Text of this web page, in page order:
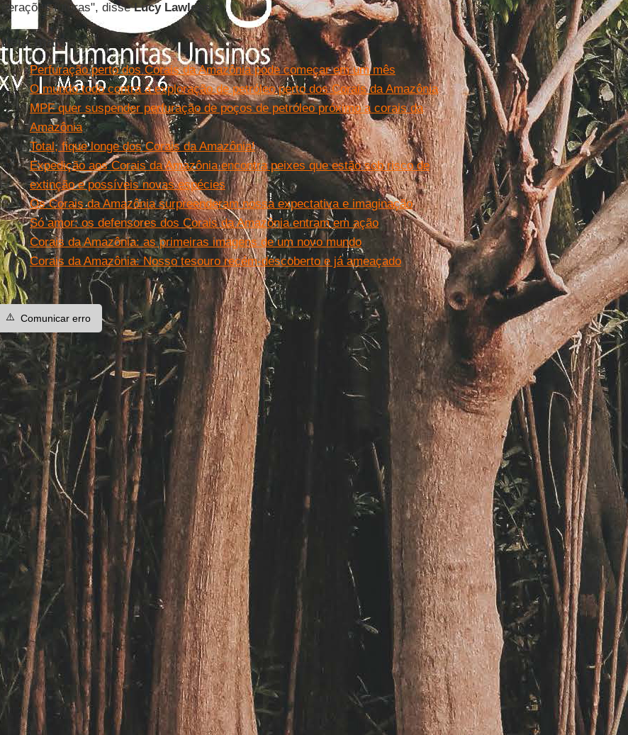
gerações futuras", disseLucy Lawless.
Leia mais
Perfuração perto dos Corais da Amazônia pode começar em um mês
O mundo todo contra a exploração de petróleo perto dos Corais da Amazônia
MPF quer suspender perfuração de poços de petróleo próximo a corais da
Amazônia
Total, fique longe dos Corais da Amazônia!
Expedição aos Corais da Amazônia encontra peixes que estão sob risco de
extinção e possíveis novas espécies
Os Corais da Amazônia surpreenderam nossa expectativa e imaginação
Só amor: os defensores dos Corais da Amazônia entram em ação
Corais da Amazônia: as primeiras imagens de um novo mundo
Corais da Amazônia: Nosso tesouro recém-descoberto e já ameaçado
⚠️ Comunicar erro